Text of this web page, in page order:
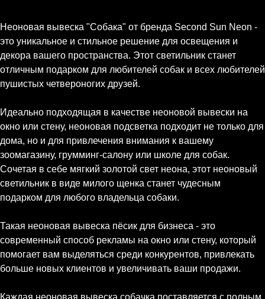
Неоновая вывеска "Собака" от бренда Second Sun Neon -
это уникальное и стильное решение для освещения и
декора вашего пространства. Этот светильник станет
отличным подарком для любителей собак и всех любителей
пушистых четвероногих друзей.
Идеально подходящая в качестве неоновой вывески на
окно или стену, неоновая подсветка подходит не только для
дома, но и для привлечения внимания к вашему
зоомагазину, грумминг-салону или школе для собак.
Сочетая в себе мягкий золотой свет неона, этот неоновый
светильник в виде милого щенка станет чудесным
подарком для любого владельца собаки.
Такая неоновая вывеска пёсик для бизнеса - это
современный способ рекламы на окно или стену, который
помогает вам выделяться среди конкурентов, привлекать
больше новых клиентов и увеличивать ваши продажи.
Каждая неоновая вывеска собачка поставляется с полным